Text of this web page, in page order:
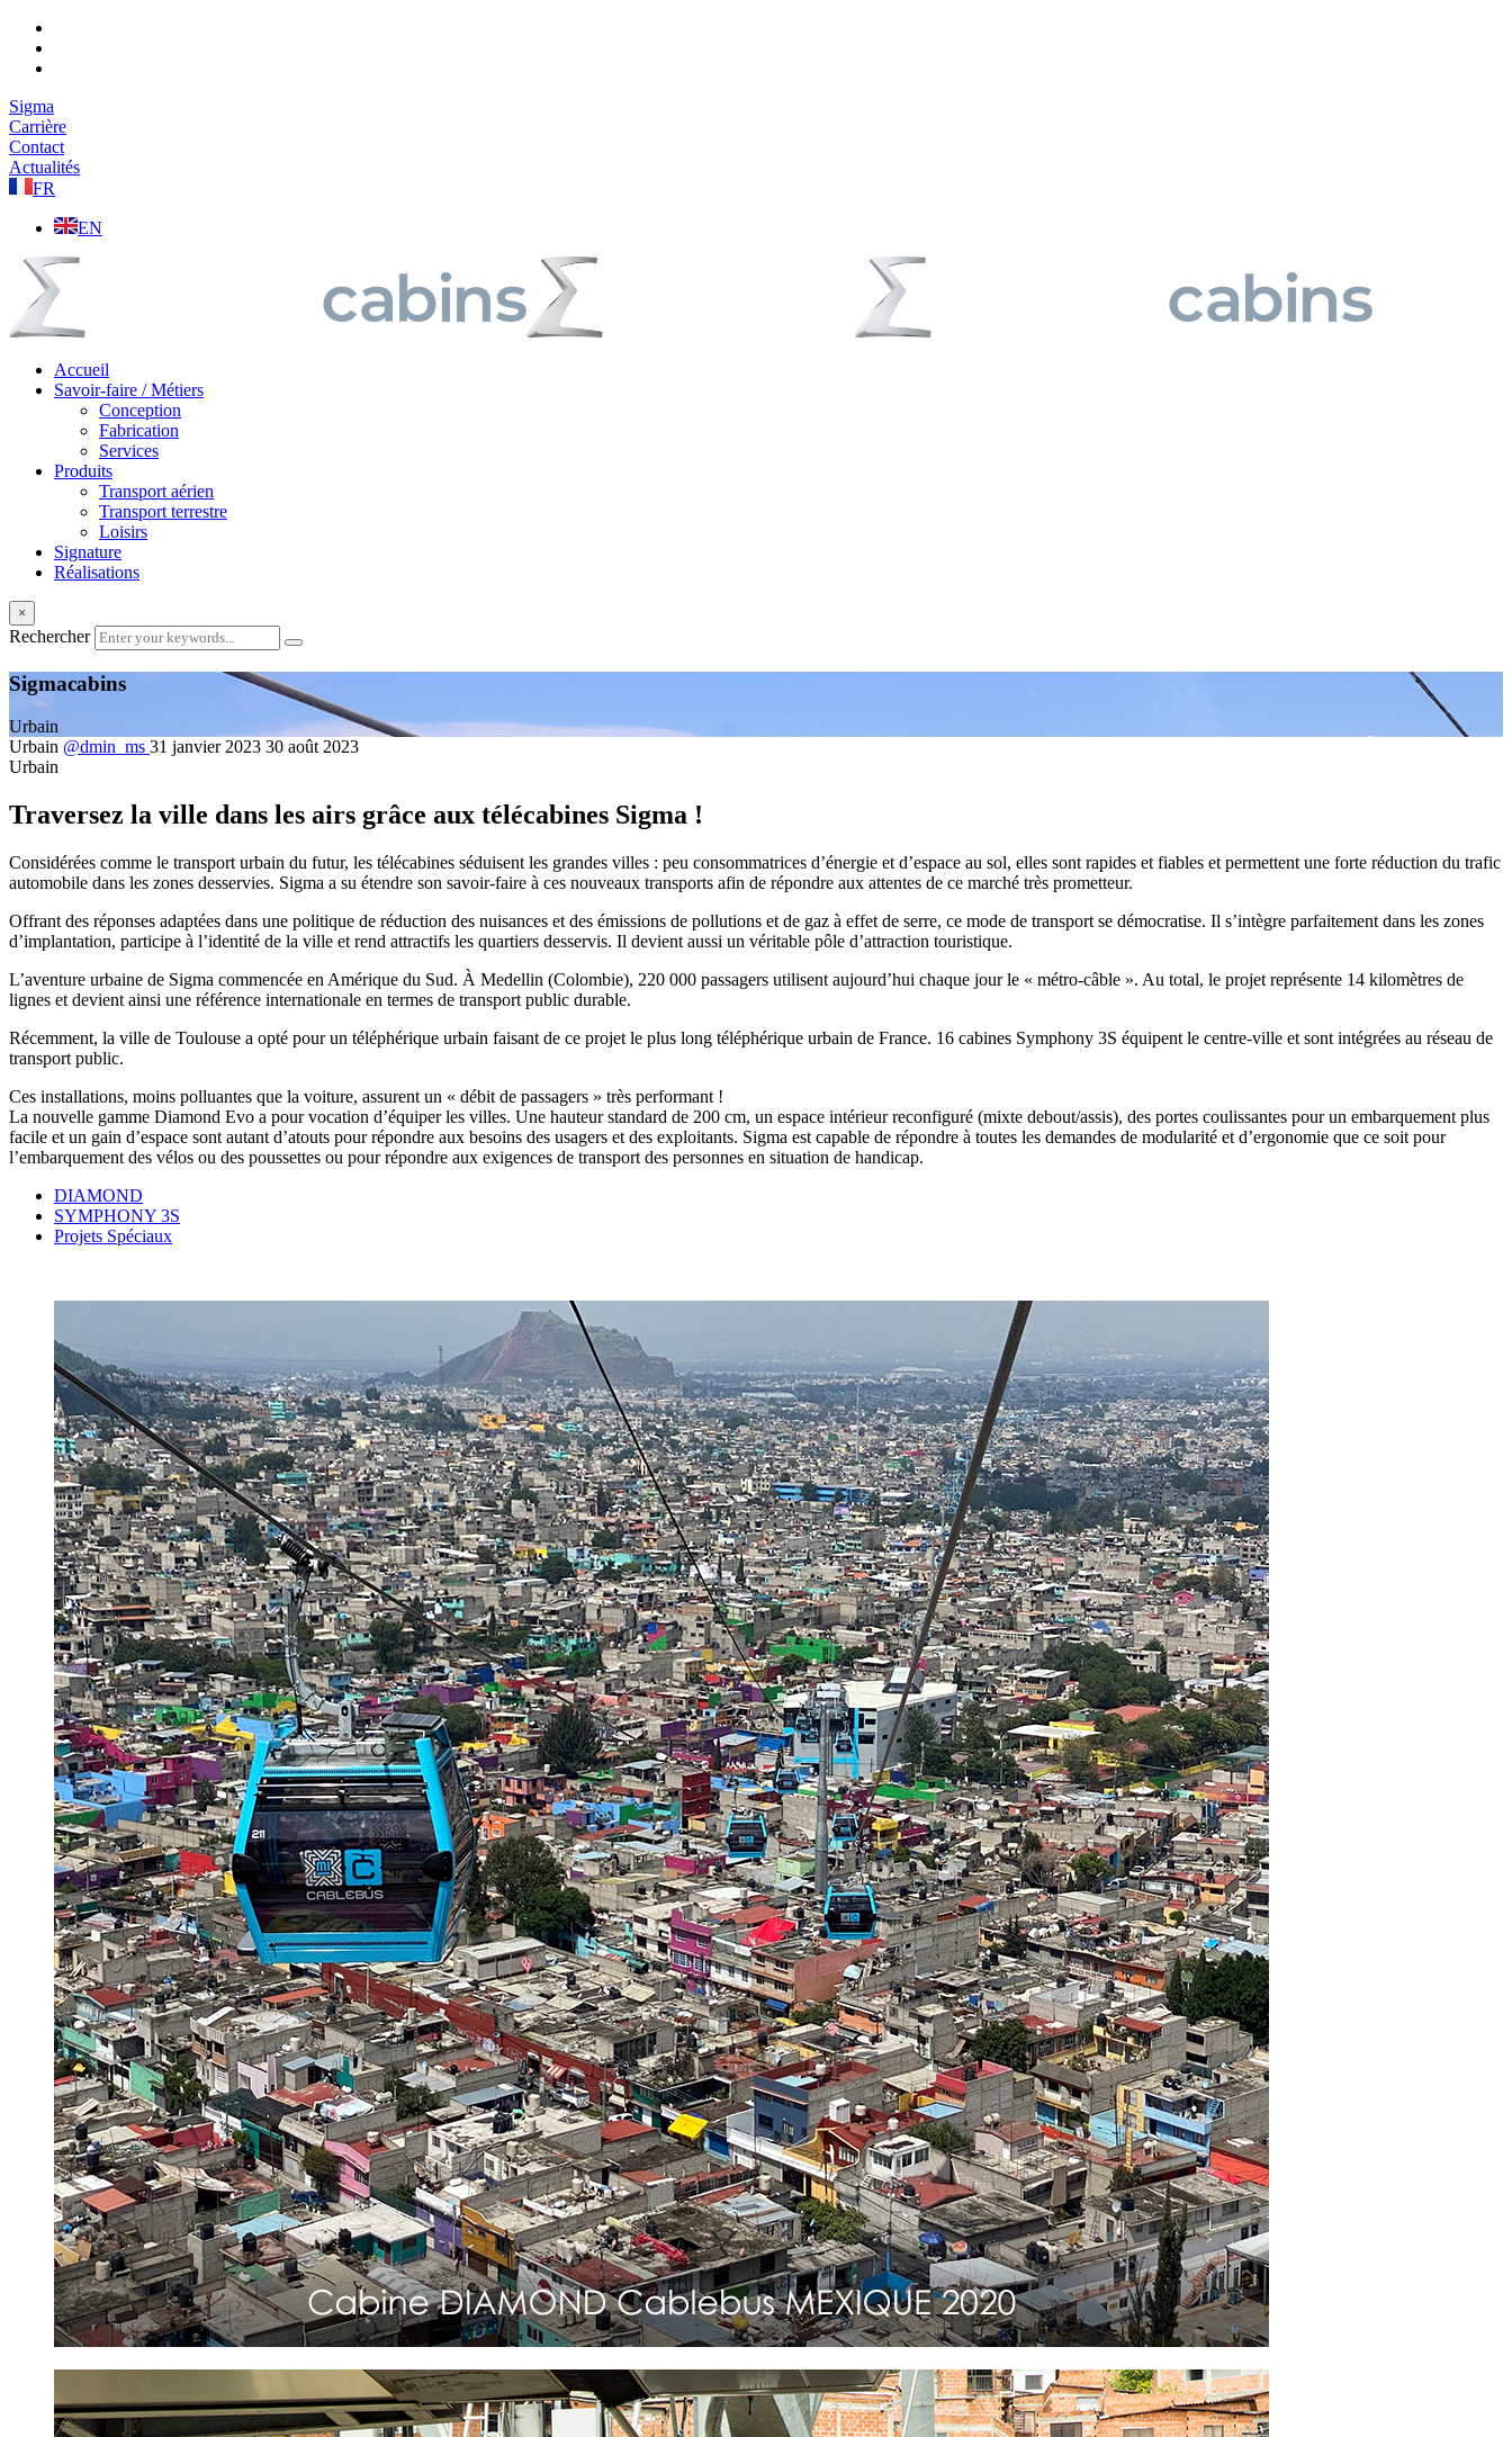
Sigma
Carrière
Contact
Actualités
FR
EN
Accueil
Savoir-faire / Métiers
Conception
Fabrication
Services
Produits
Transport aérien
Transport terrestre
Loisirs
Signature
Réalisations
×
Rechercher
Sigmacabins
Urbain
Urbain @dmin_ms 31 janvier 2023 30 août 2023
Urbain
Traversez la ville dans les airs grâce aux télécabines Sigma !
Considérées comme le transport urbain du futur, les télécabines séduisent les grandes villes : peu consommatrices d’énergie et d’espace au sol, elles sont rapides et fiables et permettent une forte réduction du trafic
automobile dans les zones desservies. Sigma a su étendre son savoir-faire à ces nouveaux transports afin de répondre aux attentes de ce marché très prometteur.
Offrant des réponses adaptées dans une politique de réduction des nuisances et des émissions de pollutions et de gaz à effet de serre, ce mode de transport se démocratise. Il s’intègre parfaitement dans les zones
d’implantation, participe à l’identité de la ville et rend attractifs les quartiers desservis. Il devient aussi un véritable pôle d’attraction touristique.
L’aventure urbaine de Sigma commencée en Amérique du Sud. À Medellin (Colombie), 220 000 passagers utilisent aujourd’hui chaque jour le « métro-câble ». Au total, le projet représente 14 kilomètres de
lignes et devient ainsi une référence internationale en termes de transport public durable.
Récemment, la ville de Toulouse a opté pour un téléphérique urbain faisant de ce projet le plus long téléphérique urbain de France. 16 cabines Symphony 3S équipent le centre-ville et sont intégrées au réseau de
transport public.
Ces installations, moins polluantes que la voiture, assurent un « débit de passagers » très perfor­mant !
La nouvelle gamme Diamond Evo a pour vocation d’équiper les villes. Une hauteur standard de 200 cm, un espace intérieur reconfiguré (mixte debout/assis), des portes coulissantes pour un embarquement plus
facile et un gain d’espace sont autant d’atouts pour répondre aux besoins des usagers et des exploitants. Sigma est capable de répondre à toutes les demandes de modularité et d’ergonomie que ce soit pour
l’embarquement des vélos ou des poussettes ou pour répondre aux exigences de transport des personnes en situation de handicap.
DIAMOND
SYMPHONY 3S
Projets Spéciaux